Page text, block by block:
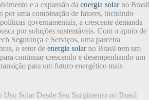
e a expansão da energia solarno Brasil
por uma combinação de fatores, incluindo
governamentais, a crescente demanda
por soluções sustentáveis. Com o apoio de
Segurança e Serviços, uma parceira
o setor de energia solarno Brasil tem um
continuar crescendo e desempenhando um
para um futuro energético mais
Uso Solar Desde Seu Surgimento no Brasil